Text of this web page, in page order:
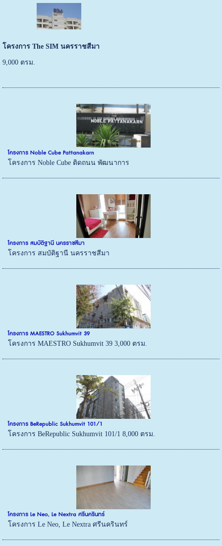
โครงการ The SIM นครราชสีมา
9,000 ตรม.
โครงการ Noble Cube Pattanakarn
โครงการ Noble Cube ติดถนน พัฒนาการ
โครงการ สมบัติฐานี นครราชสีมา
โครงการ สมบัติฐานี นครราชสีมา
โครงการ MAESTRO Sukhumvit 39
โครงการ MAESTRO Sukhumvit 39 3,000 ตรม.
โครงการ BeRepublic Sukhumvit 101/1
โครงการ BeRepublic Sukhumvit 101/1 8,000 ตรม.
โครงการ Le Neo, Le Nextra ศรีนครินทร์
โครงการ Le Neo, Le Nextra ศรีนครินทร์